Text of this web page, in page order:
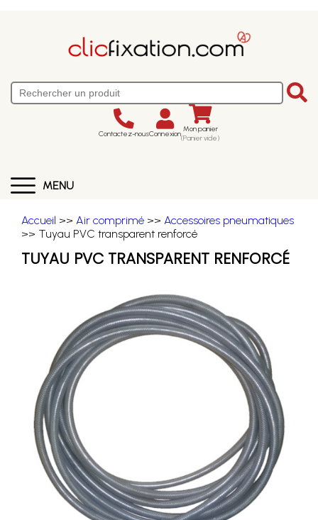
Contactez-nousConnexion Mon panier
(Panier vide)
MENU
Accueil >> Air comprimé >> Accessoires pneumatiques
>> Tuyau PVC transparent renforcé
TUYAU PVC TRANSPARENT RENFORCÉ